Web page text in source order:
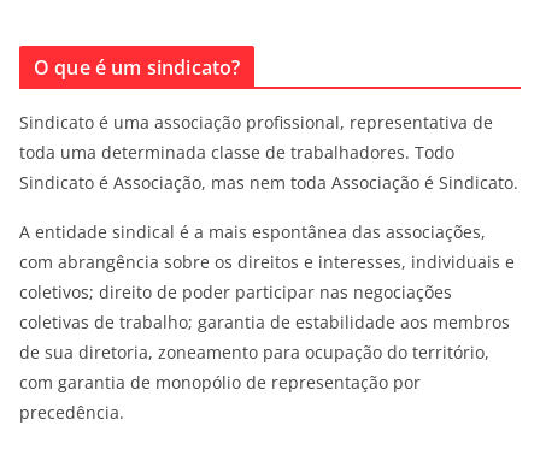
O que é um sindicato?
Sindicato é uma associação profissional, representativa de
toda uma determinada classe de trabalhadores. Todo
Sindicato é Associação, mas nem toda Associação é Sindicato.
A entidade sindical é a mais espontânea das associações,
com abrangência sobre os direitos e interesses, individuais e
coletivos; direito de poder participar nas negociações
coletivas de trabalho; garantia de estabilidade aos membros
de sua diretoria, zoneamento para ocupação do território,
com garantia de monopólio de representação por
precedência.